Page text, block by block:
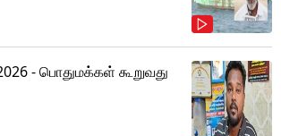
- பொதுமக்கள் கூறுவது